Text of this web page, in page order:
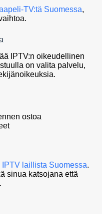
TV:tä Suomessa,
IPTV:n oikeudellinen
on valita palvelu,
ostoa
IPTV laillista Suomessa.
sinua katsojana että